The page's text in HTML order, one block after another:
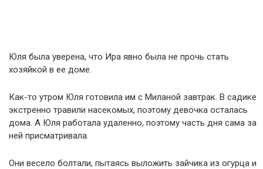
Юля была уверена, что Ира явно была не прочь стать
хозяйкой в ее доме.
Как-то утром Юля готовила им с Миланой завтрак. В садике
экстренно травили насекомых, поэтому девочка осталась
дома. А Юля работала удаленно, поэтому часть дня сама за
ней присматривала.
Они весело болтали, пытаясь выложить зайчика из огурца и